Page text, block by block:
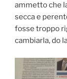
ammetto che
secca e
fosse troppo
cambiarla, do